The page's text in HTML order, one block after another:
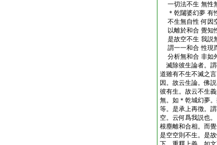
一切法不生 無性
＊乾闥婆幻夢 有
不生無自性 何因
以離於和合 覺知
是故空不生 我説
謂一一和合 性現
分析無和合 非如
滅除彼生論者。
道雖有不生不滅之
因。故云生論。佛
彼有生。故云不生
無。如＊乾城幻夢
等。是承上再徴。
空。云何爲我説也
根塵離和合相。而
是空空則不生。是